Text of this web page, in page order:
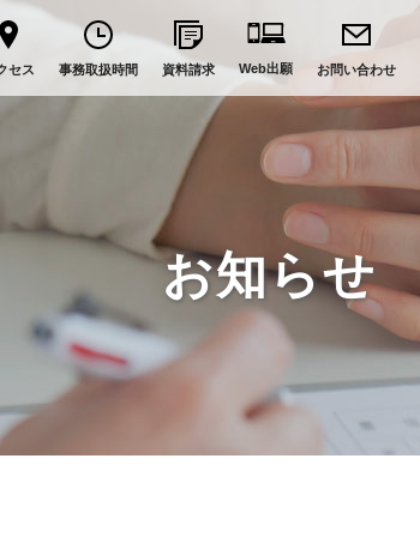
セス 事務取扱時間 資料請求 Web出願 お問い合わせ
お知らせ